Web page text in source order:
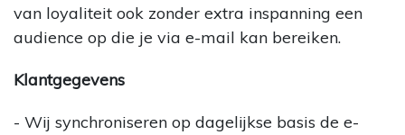
van loyaliteit ook zonder extra inspanning een
audience op die je via e-mail kan bereiken.
Klantgegevens
- Wij synchroniseren op dagelijkse basis de e-